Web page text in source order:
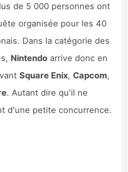
de 5 000 personnes ont
organisée pour les 40
Dans la catégorie des
Nintendo arrive donc en
Square Enix, Capcom,
. Autant dire qu'il ne
d'une petite concurrence.